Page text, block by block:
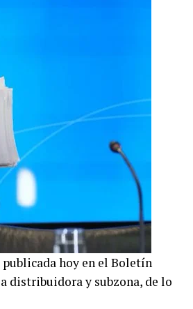
publicada hoy en el Boletín
distribuidora y subzona, de lo